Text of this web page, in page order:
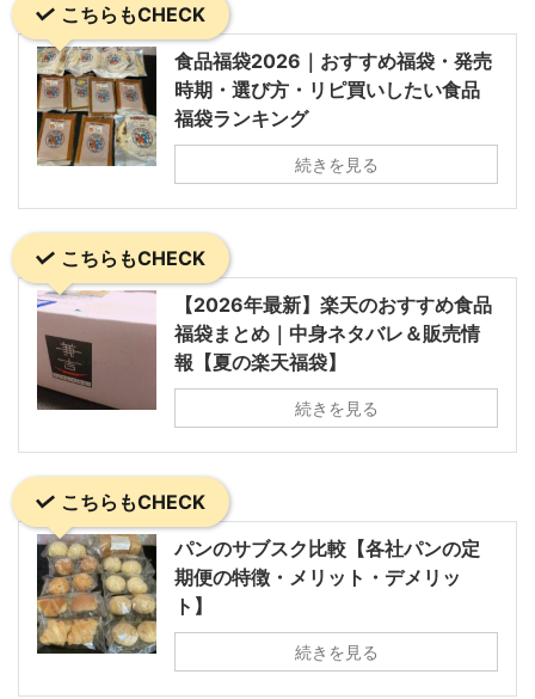
こちらもCHECK
食品福袋2026｜おすすめ福袋・発売
時期・選び方・リピ買いしたい食品
福袋ランキング
続きを見る
こちらもCHECK
【2026年最新】楽天のおすすめ食品
福袋まとめ｜中身ネタバレ＆販売情
報【夏の楽天福袋】
続きを見る
こちらもCHECK
パンのサブスク比較【各社パンの定
期便の特徴・メリット・デメリッ
ト】
続きを見る